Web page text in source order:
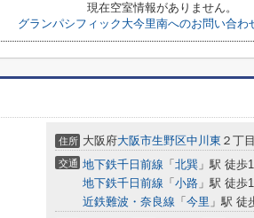
現在空室情報がありません。
グランパシフィック大今里南へのお問い合わ
住所 大阪府大阪市生野区中川東 ２丁
交通 地下鉄千日前線 「 北巽 」駅 徒歩
地下鉄千日前線 「 小路 」駅 徒歩
近鉄難波・奈良線 「 今里 」駅 徒